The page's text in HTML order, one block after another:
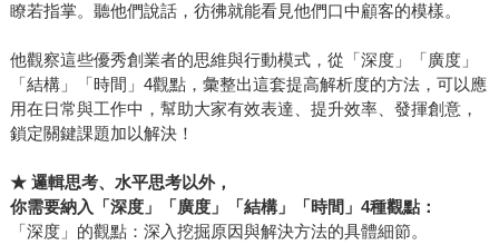
瞭若指掌。聽他們說話，彷彿就能看見他們口中顧客的模樣。
他觀察這些優秀創業者的思維與行動模式，從「深度」「廣度」
「結構」「時間」4觀點，彙整出這套提高解析度的方法，可以應
用在日常與工作中，幫助大家有效表達、提升效率、發揮創意，
鎖定關鍵課題加以解決！
★ 邏輯思考、水平思考以外，
你需要納入「深度」「廣度」「結構」「時間」4種觀點：
「深度」的觀點：深入挖掘原因與解決方法的具體細節。